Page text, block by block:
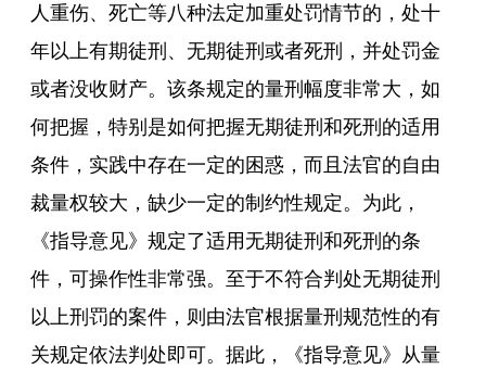
人重伤、死亡等八种法定加重处罚情节的，处十
年以上有期徒刑、无期徒刑或者死刑，并处罚金
或者没收财产。该条规定的量刑幅度非常大，如
何把握，特别是如何把握无期徒刑和死刑的适用
条件，实践中存在一定的困惑，而且法官的自由
裁量权较大，缺少一定的制约性规定。为此，
《指导意见》规定了适用无期徒刑和死刑的条
件，可操作性非常强。至于不符合判处无期徒刑
以上刑罚的案件，则由法官根据量刑规范性的有
关规定依法判处即可。据此，《指导意见》从量